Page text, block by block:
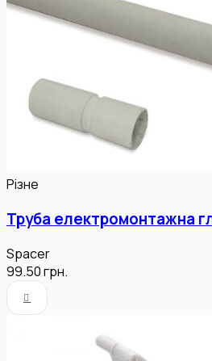
Різне
Труба електромонтажна
Spacer
99.50грн.